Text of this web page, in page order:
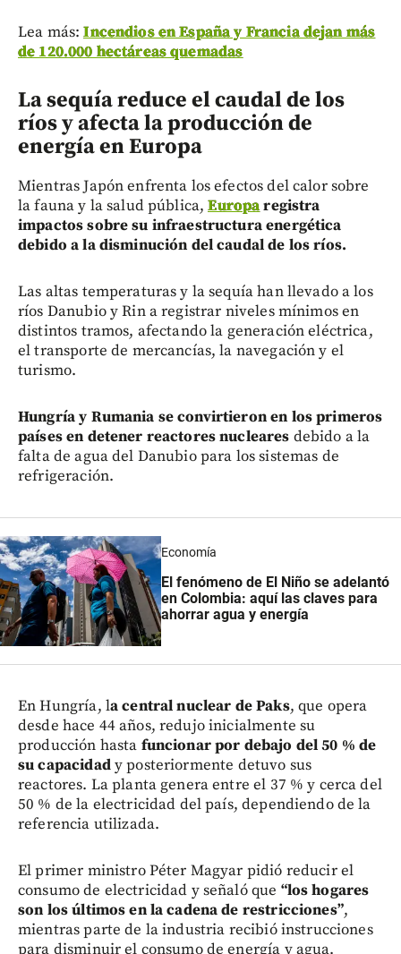
Lea más:Incendios en España y Francia dejan más
de 120.000 hectáreas quemadas
La sequía reduce el caudal de los
ríos y afecta la producción de
energía en Europa
Mientras Japón enfrenta los efectos del calor sobre
la fauna y la salud pública,Europaregistra
impactos sobre su infraestructura energética
debido a la disminución del caudal de los ríos.
Las altas temperaturas y la sequía han llevado a los
ríos Danubio y Rin a registrar niveles mínimos en
distintos tramos, afectando la generación eléctrica,
el transporte de mercancías, la navegación y el
turismo.
Hungría y Rumania se convirtieron en los primeros
países en detener reactores nucleares debido a la
falta de agua del Danubio para los sistemas de
refrigeración.
Economía
El fenómeno de El Niño se adelantó
en Colombia: aquí las claves para
ahorrar agua y energía
En Hungría, la central nuclear de Paks, que opera
desde hace 44 años, redujo inicialmente su
producción hasta funcionar por debajo del 50 % de
su capacidady posteriormente detuvo sus
reactores. La planta genera entre el 37 % y cerca del
50 % de la electricidad del país, dependiendo de la
referencia utilizada.
El primer ministro Péter Magyar pidió reducir el
consumo de electricidad y señaló que “los hogares
son los últimos en la cadena de restricciones”,
mientras parte de la industria recibió instrucciones
para disminuir el consumo de energía y agua.